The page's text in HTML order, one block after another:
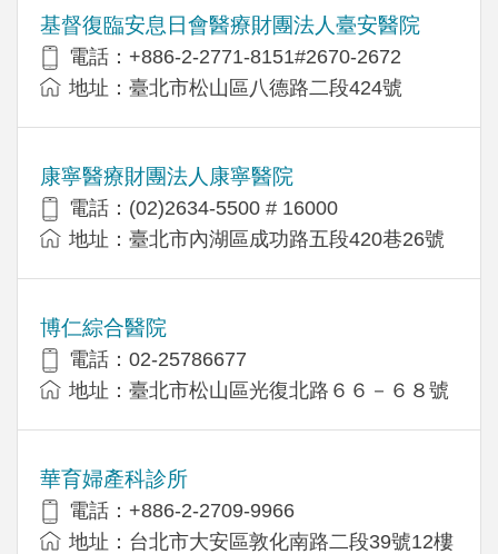
基督復臨安息日會醫療財團法人臺安醫院
電話：+886-2-2771-8151#2670-2672
地址：臺北市松山區八德路二段424號
康寧醫療財團法人康寧醫院
電話：(02)2634-5500 # 16000
地址：臺北市內湖區成功路五段420巷26號
博仁綜合醫院
電話：02-25786677
地址：臺北市松山區光復北路６６－６８號
華育婦產科診所
電話：+886-2-2709-9966
地址：台北市大安區敦化南路二段39號12樓